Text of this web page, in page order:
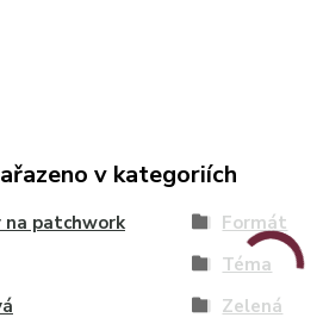
v kategoriích
na patchwork Formát
Téma
Zelená